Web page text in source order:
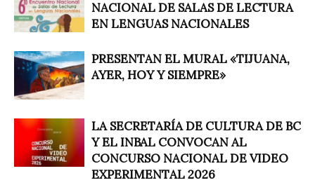
NACIONAL DE SALAS DE LECTURA
EN LENGUAS NACIONALES
PRESENTAN EL MURAL «TIJUANA,
AYER, HOY Y SIEMPRE»
LA SECRETARÍA DE CULTURA DE BC
Y EL INBAL CONVOCAN AL
CONCURSO NACIONAL DE VIDEO
EXPERIMENTAL 2026